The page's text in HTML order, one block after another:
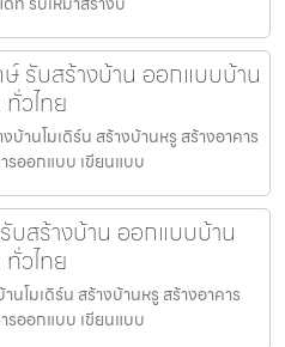
รับสร้างบ้าน ออกแบบบ้าน
วไทย
านโมเดิร์น สร้างบ้านหรู สร้างอาคาร
รออกแบบ เขียนแบบ
บสร้างบ้าน ออกแบบบ้าน
วไทย
นโมเดิร์น สร้างบ้านหรู สร้างอาคาร
รออกแบบ เขียนแบบ